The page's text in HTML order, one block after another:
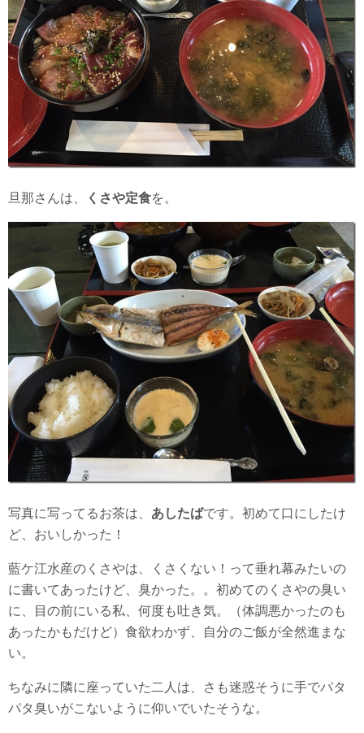
旦那さんは、 くさや定食を。
写真に写ってるお茶は、 あしたばです。初めて口にしたけ
ど、おいしかった！
藍ケ江水産のくさやは、くさくない！って垂れ幕みたいの
に書いてあったけど、臭かった。。初めてのくさやの臭い
に、目の前にいる私、何度も吐き気。（体調悪かったのも
あったかもだけど）食欲わかず、自分のご飯が全然進まな
い。
ちなみに隣に座っていた二人は、さも迷惑そうに手でパタ
パタ臭いがこないように仰いでいたそうな。